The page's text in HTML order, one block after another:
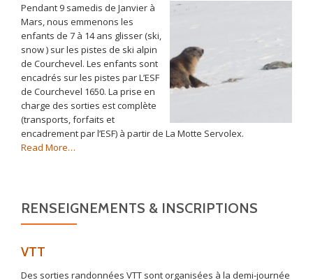
Pendant 9 samedis de Janvier à
Mars, nous emmenons les
enfants de 7 à 14 ans glisser (ski,
snow ) sur les pistes de ski alpin
de Courchevel. Les enfants sont
encadrés sur les pistes par L’ESF
de Courchevel 1650. La prise en
charge des sorties est complète
(transports, forfaits et
encadrement par l’ESF) à partir de La Motte Servolex.
Read Moreabout
…
RENSEIGNEMENTS & INSCRIPTIONS
VTT
Des sorties randonnées VTT sont organisées à la demi-journée